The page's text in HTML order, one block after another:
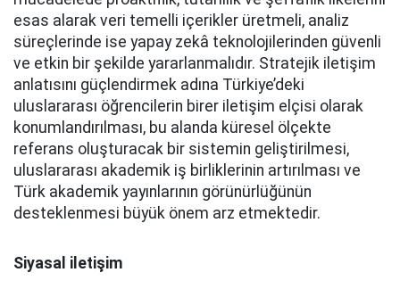
esas alarak veri temelli içerikler üretmeli, analiz
süreçlerinde ise yapay zekâ teknolojilerinden güvenli
ve etkin bir şekilde yararlanmalıdır. Stratejik iletişim
anlatısını güçlendirmek adına Türkiye’deki
uluslararası öğrencilerin birer iletişim elçisi olarak
konumlandırılması, bu alanda küresel ölçekte
referans oluşturacak bir sistemin geliştirilmesi,
uluslararası akademik iş birliklerinin artırılması ve
Türk akademik yayınlarının görünürlüğünün
desteklenmesi büyük önem arz etmektedir.
Siyasal iletişim